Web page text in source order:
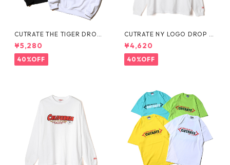
CUTRATE THE TIGER DROPS
HOULDER CREW NECK SWE
AT
¥5,280
40%OFF
CUTRATE NY LOGO DROP S
HOULDER L/S TEE
¥4,620
40%OFF